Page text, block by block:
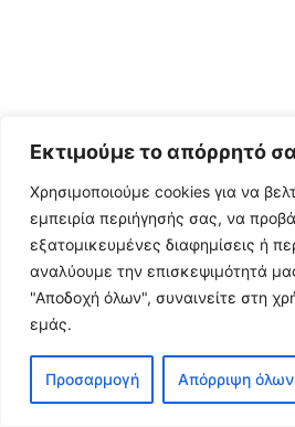
Εκτιμούμε το απόρρητό
Χρησιμοποιούμε cookies για να
εμπειρία περιήγησής σας, να
εξατομικευμένες διαφημίσεις ή
αναλύουμε την επισκεψιμότητά
"Αποδοχή όλων", συναινείτε στη
εμάς.
Προσαρμογή Απόρριψη όλων